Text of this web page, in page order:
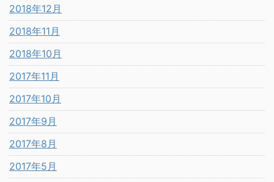
2018年12月
2018年11月
2018年10月
2017年11月
2017年10月
2017年9月
2017年8月
2017年5月